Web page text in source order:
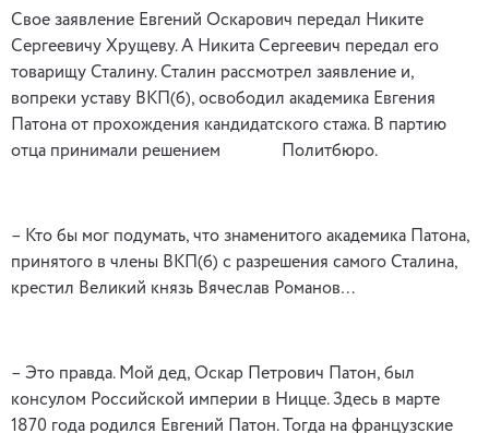
Свое заявление Евгений Оскарович передал Никите
Сергеевичу Хрущеву. А Никита Сергеевич передал его
товарищу Сталину. Сталин рассмотрел заявление и,
вопреки уставу ВКП(б), освободил академика Евгения
Патона от прохождения кандидатского стажа. В партию
отца принимали решением Политбюро.
– Кто бы мог подумать, что знаменитого академика Патона,
принятого в члены ВКП(б) с разрешения самого Сталина,
крестил Великий князь Вячеслав Романов…
– Это правда. Мой дед, Оскар Петрович Патон, был
консулом Российской империи в Ницце. Здесь в марте
1870 года родился Евгений Патон. Тогда на французские